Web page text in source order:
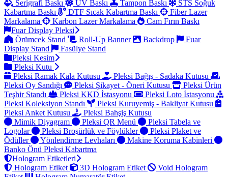
Serigrafi Baskı
UV Baskı Tampon Baskı
STS Soğuk
Kabartma Baskı
DTF Sıcak Kabartma Baskı
Fiber Lazer
Markalama
Karbon Lazer Markalama
Cam Fırın Baskı
Fuar Display Pleksi
Örümcek Stand
Roll-Up Banner Backdrop
Fuar
Display Stand
Fasülye Stand
Pleksi Kesim
Pleksi Kutu
Pleksi Ramak Kala Kutusu
Pleksi Bağış - Sadaka Kutusu
Pleksi Oy Sandığı
Pleksi Şikayet - Öneri Kutusu
Pleksi Ürün
Teşhir Standı
Pleksi KKD İstasyonu
Pleksi Loto İstasyonu
Pleksi Koleksiyon Standı
Pleksi Kuruyemiş - Bakliyat Kutusu
Pleksi Anket Kutusu
Pleksi Bahşiş Kutusu
Mimik Diyagram
Pleksi QR Menü
Pleksi Tabela ve
Logolar
Pleksi Broşürlük ve Föylükler
Pleksi Plaket ve
Ödüller
Yönlendirme Levhaları
Makine Koruma Kabinleri
Banko Önü Pleksi Kabartma
Hologram Etiketleri
Hologram Etiket
3D Hologram Etiket
Void Hologram